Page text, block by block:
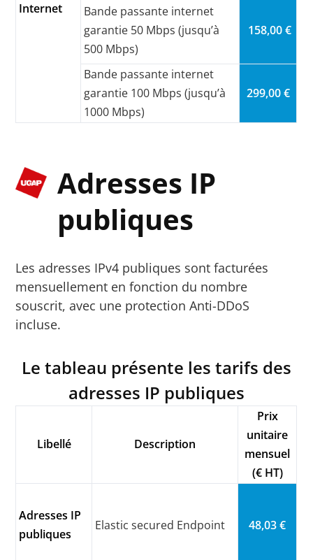
Internet
Bande passante internet
garantie 50 Mbps (jusqu’à
500 Mbps)
158,00 €
Bande passante internet
garantie 100 Mbps (jusqu’à
1000 Mbps)
299,00 €
Adresses IP
publiques
Les adresses IPv4 publiques sont facturées
mensuellement en fonction du nombre
souscrit, avec une protection Anti-DDoS
incluse.
Le tableau présente les tarifs des
adresses IP publiques
Libellé Description
Prix
unitaire
mensuel
(€ HT)
Adresses IP
publiques
Elastic secured Endpoint 48,03 €